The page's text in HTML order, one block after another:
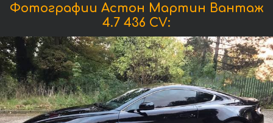
Фотографии Астон Мартин Вантаж
4.7 436 CV: